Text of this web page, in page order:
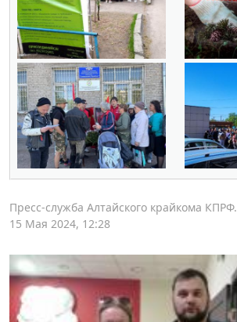
Пресс-служба Алтайского крайкома КПРФ.
15 Мая 2024, 12:28